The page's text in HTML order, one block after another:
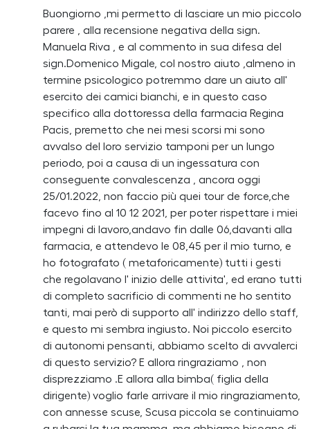
Buongiorno ,mi permetto di lasciare un mio piccolo
parere , alla recensione negativa della sign.
Manuela Riva , e al commento in sua difesa del
sign.Domenico Migale, col nostro aiuto ,almeno in
termine psicologico potremmo dare un aiuto all'
esercito dei camici bianchi, e in questo caso
specifico alla dottoressa della farmacia Regina
Pacis, premetto che nei mesi scorsi mi sono
avvalso del loro servizio tamponi per un lungo
periodo, poi a causa di un ingessatura con
conseguente convalescenza , ancora oggi
25/01.2022, non faccio più quei tour de force,che
facevo fino al 10 12 2021, per poter rispettare i miei
impegni di lavoro,andavo fin dalle 06,davanti alla
farmacia, e attendevo le 08,45 per il mio turno, e
ho fotografato ( metaforicamente) tutti i gesti
che regolavano l' inizio delle attivita', ed erano tutti
di completo sacrificio di commenti ne ho sentito
tanti, mai però di supporto all' indirizzo dello staff,
e questo mi sembra ingiusto. Noi piccolo esercito
di autonomi pensanti, abbiamo scelto di avvalerci
di questo servizio? E allora ringraziamo , non
disprezziamo .E allora alla bimba( figlia della
dirigente) voglio farle arrivare il mio ringraziamento,
con annesse scuse, Scusa piccola se continuiamo